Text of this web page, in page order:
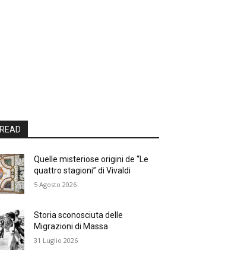
Quelle misteriose origini de “Le
quattro stagioni” di Vivaldi
5 Agosto 2026
Storia sconosciuta delle
Migrazioni di Massa
31 Luglio 2026